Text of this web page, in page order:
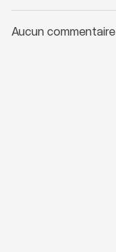
Aucun commentaire